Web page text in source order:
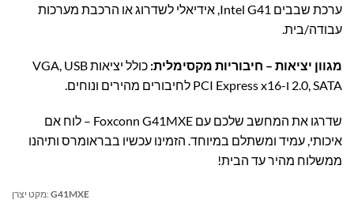
ערכת שבבים Intel G41, אידיאלי לשדרוג או הרכבת מערכות
עבודה/בית.
מגוון יציאות – חיבוריות מקסימלית:
כולל יציאות VGA, USB
2.0, SATA ו-PCI Express x16 לחיבורים מהירים ונוחים.
שדרגו את המחשב שלכם עם Foxconn G41MXE – לוח אם
איכותי, עמיד ומשתלם במיוחד. הזמינו עכשיו בבראומרס ותיהנו
ממשלוח מהיר עד הבית!
מקט יצרן: G41MXE